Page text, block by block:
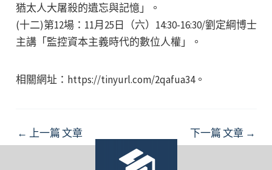
猶太人大屠殺的遺忘與記憶」。
(十二)第12場：11月25日（六）14:30-16:30/劉定綱博士
主講「監控資本主義時代的數位人權」。
相關網址：https://tinyurl.com/2qafua34。
Post
navigation
← 上一篇 文章 下一篇 文章 →